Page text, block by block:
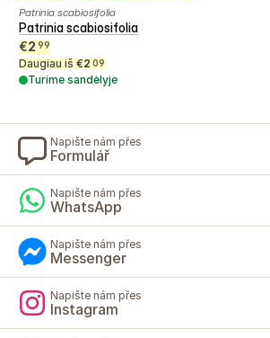
Patrinia scabiosifolia
Patrinia scabiosifolia
€2 99
Daugiau iš €2 09
Turime sandėlyje
Napište nám přes
Formulář
Napište nám přes
WhatsApp
Napište nám přes
Messenger
Napište nám přes
Instagram